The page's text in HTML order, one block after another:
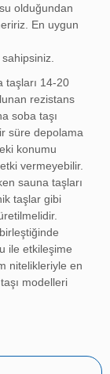
olduğundan
En uygun
taşları 14-20
rezistans
soba taşı
süre depolama
konumu
vermeyebilir.
sauna taşları
taşlar gibi
ile etkileşime
nitelikleriyle en
modelleri